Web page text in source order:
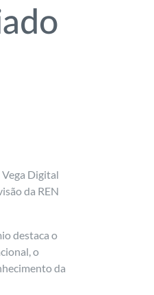
Digital
da REN
destaca o
o
da